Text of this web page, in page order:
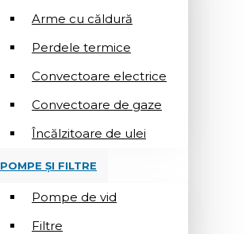
Arme cu căldură
Perdele termice
Convectoare electrice
Convectoare de gaze
Încălzitoare de ulei
POMPE ȘI FILTRE
Pompe de vid
Filtre